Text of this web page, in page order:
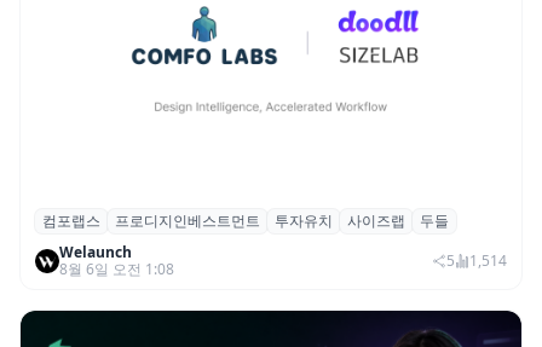
컴포랩스, 프로디지인베스트먼트로부터 시
드 투자 유치
컴포랩스 프로디지인베스트먼트 투자유치 사이즈랩
두들
Welaunch
8월 6일 오전 1:08
5 1,514